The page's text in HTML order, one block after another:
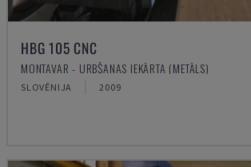
HBG 105 CNC
MONTAVAR - URBŠANAS IEKĀRTA (METĀLS)
SLOVĒNIJA 2009